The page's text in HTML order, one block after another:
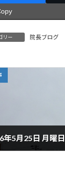
リー 院長ブログ
年5月25日 月曜日